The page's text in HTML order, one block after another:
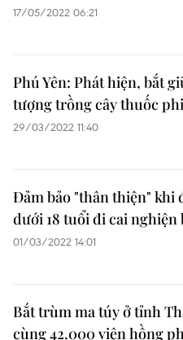
17/05/2022 06:21
Phú Yên: Phát hiện, bắt
tượng trồng cây thuốc
29/03/2022 11:40
Đảm bảo "thân thiện" khi
dưới 18 tuổi đi cai nghiện
01/03/2022 14:01
Bắt trùm ma túy ở tỉnh
cùng 42.000 viên hồng